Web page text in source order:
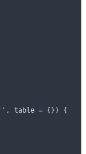
, table = {})
{